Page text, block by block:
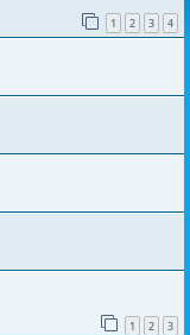
1 2 3 4
1 2 3